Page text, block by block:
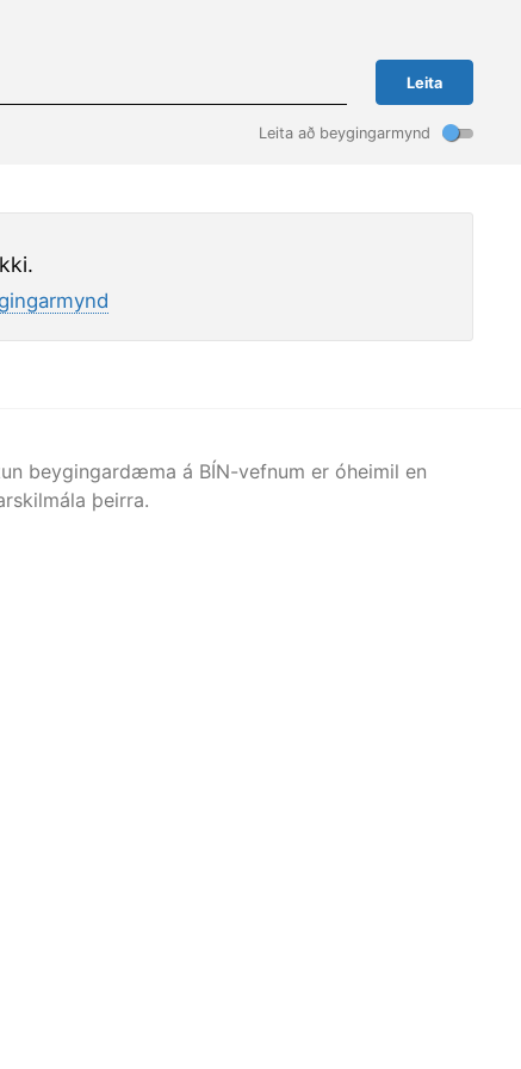
Leita
Leita að beygingarmynd
beygingardæma á BÍN-vefnum er óheimil en
þeirra.